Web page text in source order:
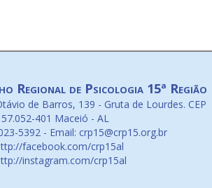
Regional de Psicologia 15ª Região
de Barros, 139 - Gruta de Lourdes. CEP
57.052-401 Maceió - AL
5392 - Email: crp15@crp15.org.br
facebook.com/crp15al
instagram.com/crp15al